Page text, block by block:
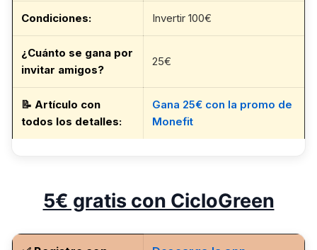
Condiciones: Invertir 100€
¿Cuánto se gana por
invitar amigos?
25€
📝 Artículo con
todos los detalles:
Gana 25€ con la promo de
Monefit
5€ gratis con CicloGreen